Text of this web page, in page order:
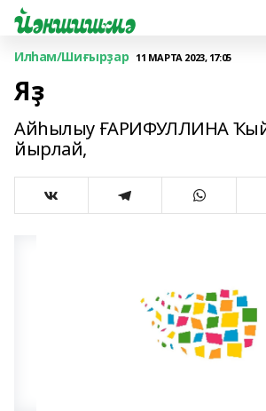
Илһам/Шиғырҙар 11 МАРТА 2023, 17:05
Яҙ
Айһылыу ҒАРИФУЛЛИНА
йырлай,